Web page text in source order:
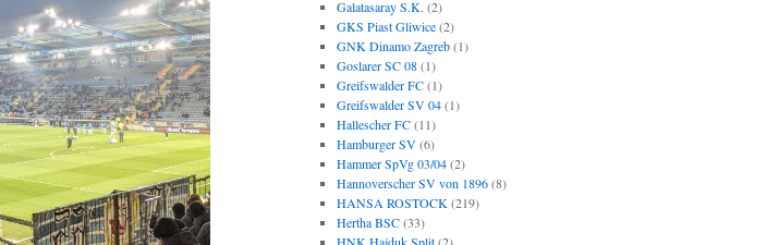
Galatasaray S.K. (2)
GKS Piast Gliwice(2)
GNK Dinamo Zagreb(1)
Goslarer SC 08(1)
Greifswalder FC(1)
Greifswalder SV 04(1)
Hallescher FC(11)
Hamburger SV(6)
Hammer SpVg 03/04(2)
Hannoverscher SV von 1896(8)
HANSA ROSTOCK (219)
Hertha BSC(33)